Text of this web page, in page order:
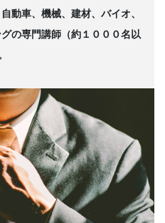
動車、機械、建材、バイオ、
の専門講師（約１０００名以